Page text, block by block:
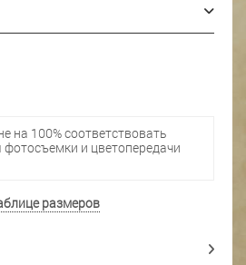
на 100% соответствовать
и цветопередачи
размеров